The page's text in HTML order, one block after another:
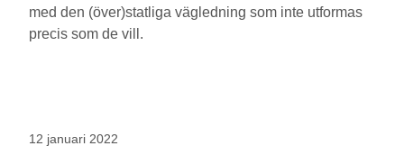
med den (över)statliga vägledning som inte utformas
precis som de vill.
12 januari 2022